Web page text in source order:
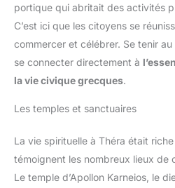
portique qui abritait des activités
C’est ici que les citoyens se
commercer et célébrer. Se tenir au
se connecter directement à
la vie civique grecques.
Les temples et sanctuaires
La vie spirituelle à Théra était
témoignent les nombreux lieux de
Le temple d’Apollon Karneios, le